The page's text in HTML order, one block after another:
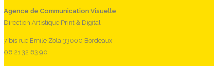
Agence de Communication Visuelle
Direction Artistique Print & Digital
7 bis rue Emile Zola 33000 Bordeaux
06 21 32 63 90